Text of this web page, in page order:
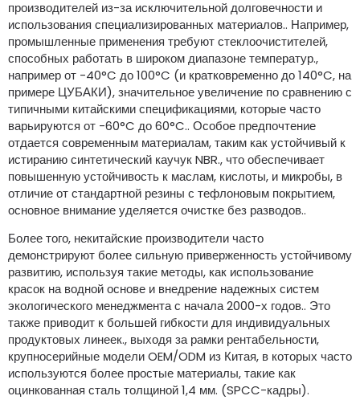
производителей из-за исключительной долговечности и
использования специализированных материалов.. Например,
промышленные применения требуют стеклоочистителей,
способных работать в широком диапазоне температур.,
например от -40°C до 100°C (и кратковременно до 140°C, на
примере ЦУБАКИ), значительное увеличение по сравнению с
типичными китайскими спецификациями, которые часто
варьируются от -60°C до 60°C.. Особое предпочтение
отдается современным материалам, таким как устойчивый к
истиранию синтетический каучук NBR., что обеспечивает
повышенную устойчивость к маслам, кислоты, и микробы, в
отличие от стандартной резины с тефлоновым покрытием,
основное внимание уделяется очистке без разводов..
Более того, некитайские производители часто
демонстрируют более сильную приверженность устойчивому
развитию, используя такие методы, как использование
красок на водной основе и внедрение надежных систем
экологического менеджмента с начала 2000-х годов.. Это
также приводит к большей гибкости для индивидуальных
продуктовых линеек., выходя за рамки рентабельности,
крупносерийные модели OEM/ODM из Китая, в которых часто
используются более простые материалы, такие как
оцинкованная сталь толщиной 1,4 мм. (SPCC-кадры).